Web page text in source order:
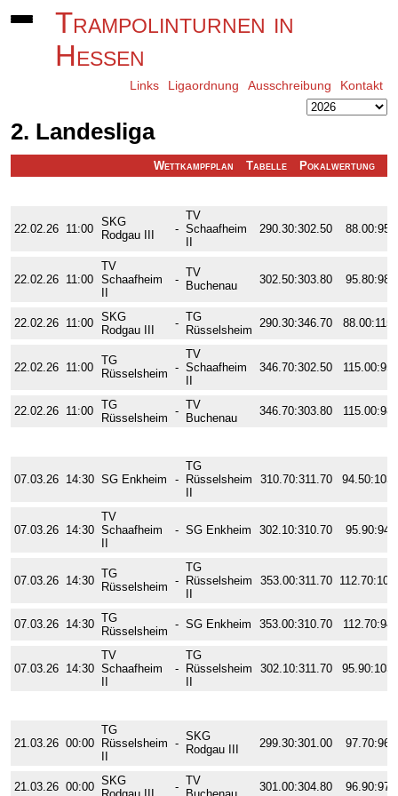
Trampolinturnen in
Hessen
Links Ligaordnung Ausschreibung Kontakt
2. Landesliga
Wettkampfplan Tabelle Pokalwertung
22.02.26 11:00
SKG
Rodgau III
-
TV
Schaafheim
290.30:302.50
22.02.26 11:00
TV
Schaafheim
-
TV
Buchenau
302.50:303.80
22.02.26 11:00
SKG
Rodgau III
- TG
Rüsselsheim
290.30:346.70
22.02.26 11:00
TG
Rüsselsheim
-
TV
Schaafheim
346.70:302.50
22.02.26 11:00
TG
Rüsselsheim
- TV
Buchenau
346.70:303.80
07.03.26 14:30 SG Enkheim -
TG
Rüsselsheim
310.70:311.70
07.03.26 14:30
TV
Schaafheim
- SG Enkheim 302.10:310.70
07.03.26 14:30
TG
Rüsselsheim
-
TG
Rüsselsheim
353.00:311.70
07.03.26 14:30 TG
Rüsselsheim
- SG Enkheim 353.00:310.70
07.03.26 14:30
TV
Schaafheim
-
TG
Rüsselsheim
302.10:311.70
21.03.26 00:00
TG
Rüsselsheim
-
SKG
Rodgau III
299.30:301.00
21.03.26 00:00 SKG
- TV
301.00:304.80